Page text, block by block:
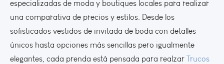
especializadas de moda y boutiques locales para realizar
una comparativa de precios y estilos. Desde los
sofisticados vestidos de invitada de boda con detalles
únicos hasta opciones más sencillas pero igualmente
elegantes, cada prenda está pensada para realzar Trucos